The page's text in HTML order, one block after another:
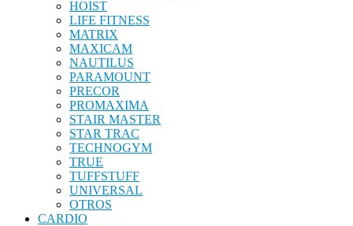
HOIST
LIFE FITNESS
MATRIX
MAXICAM
NAUTILUS
PARAMOUNT
PRECOR
PROMAXIMA
STAIR MASTER
STAR TRAC
TECHNOGYM
TRUE
TUFFSTUFF
UNIVERSAL
OTROS
CARDIO